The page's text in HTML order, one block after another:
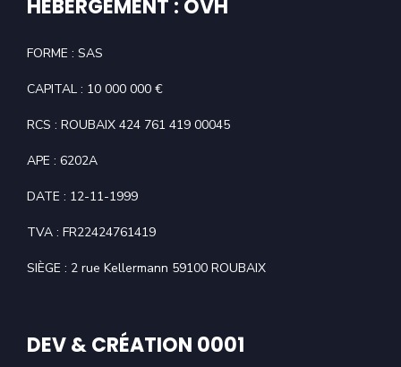
HEBERGEMENT : OVH
FORME : SAS
CAPITAL : 10 000 000 €
RCS : ROUBAIX 424 761 419 00045
APE : 6202A
DATE : 12-11-1999
TVA : FR22424761419
SIÈGE : 2 rue Kellermann 59100 ROUBAIX
DEV & CRÉATION 0001